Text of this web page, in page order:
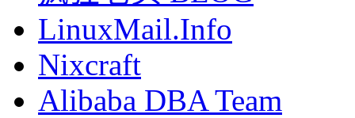
LinuxMail.Info
Nixcraft
Alibaba DBA Team